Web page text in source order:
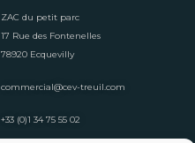
ZAC du petit parc
17 Rue des Fontenelles
78920 Ecquevilly
commercial@cev-treuil.com
+33 (0)1 34 75 55 02